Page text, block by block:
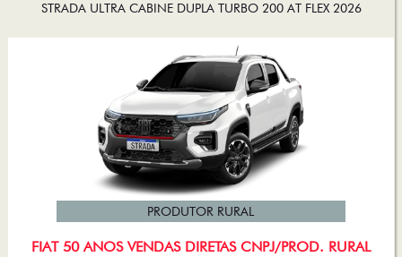
STRADA ULTRA CABINE DUPLA TURBO 200 AT FLEX 2026
FIAT 50 ANOS VENDAS DIRETAS CNPJ/PROD. RURAL
PRODUTOR RURAL